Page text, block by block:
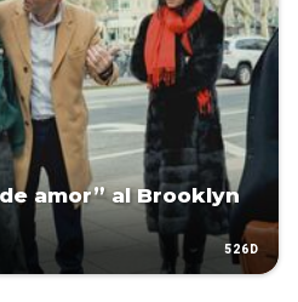
amor” al Brooklyn
526D